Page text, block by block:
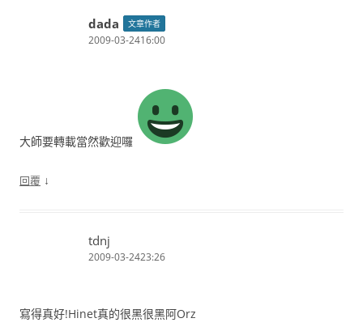
dada 文章作者
2009-03-2416:00
大師要轉載當然歡迎囉
回覆 ↓
tdnj
2009-03-2423:26
寫得真好!Hinet真的很黑很黑阿Orz